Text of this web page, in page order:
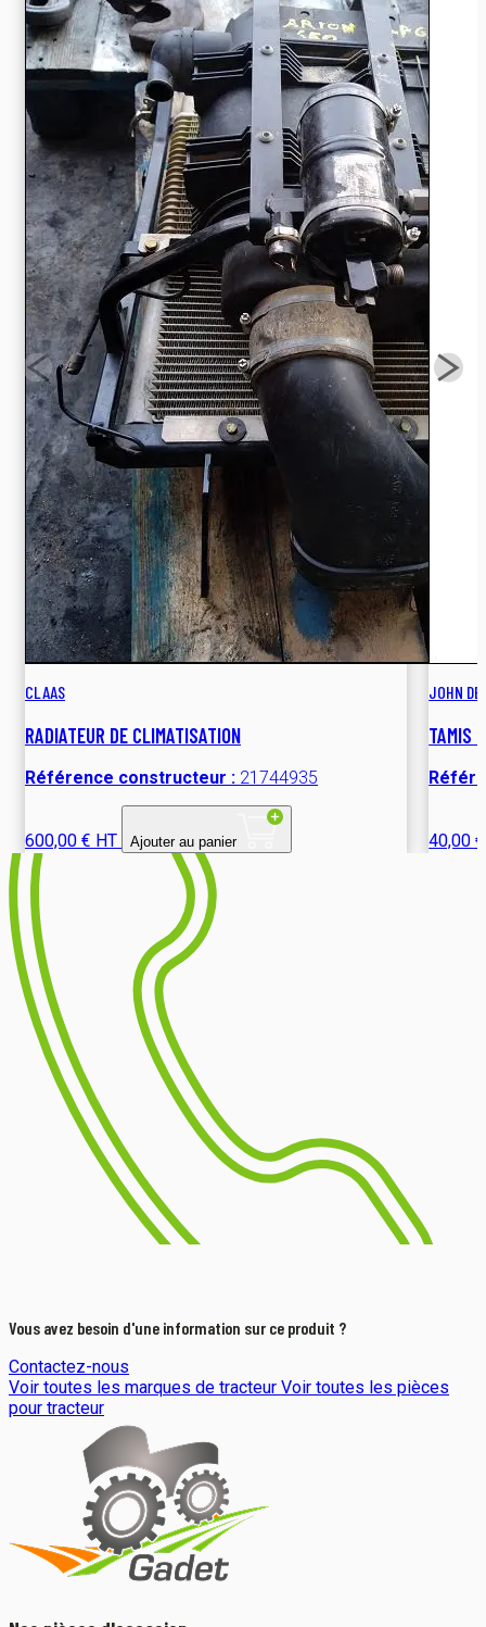
CLAAS
RADIATEUR DE CLIMATISATION
Référence constructeur : 21744935
600,00 € HT Ajouter au panier
JOHN
TAMIS
40,00
Vous avez besoin d'une information sur ce produit ?
Contactez-nous
Voir toutes les marques de tracteur Voir toutes les pièces
pour tracteur